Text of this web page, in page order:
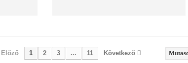
Előző 1 2 3 ... 11 Következő